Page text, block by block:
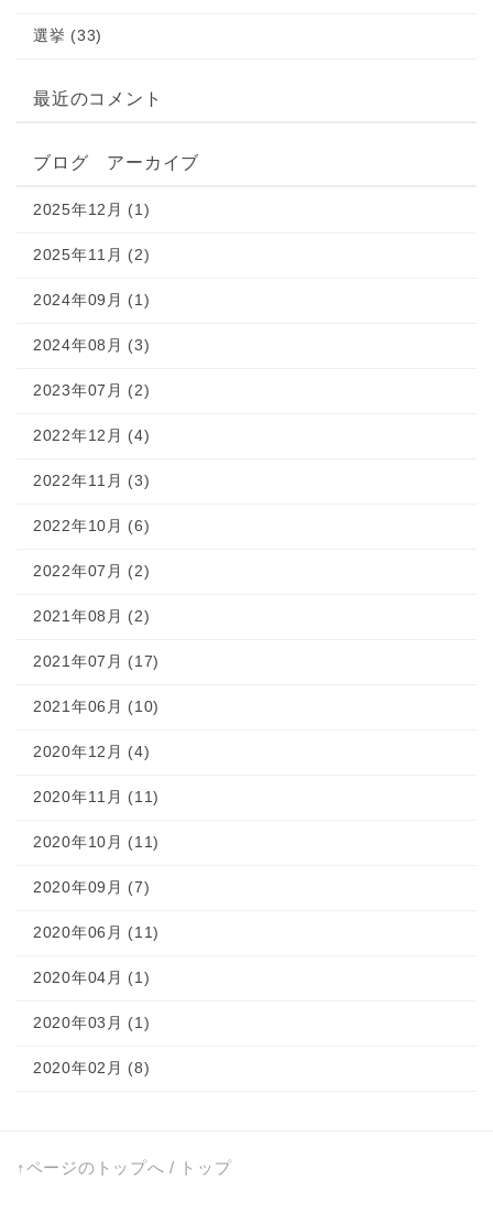
選挙 (33)
最近のコメント
ブログ アーカイブ
2025年12月 (1)
2025年11月 (2)
2024年09月 (1)
2024年08月 (3)
2023年07月 (2)
2022年12月 (4)
2022年11月 (3)
2022年10月 (6)
2022年07月 (2)
2021年08月 (2)
2021年07月 (17)
2021年06月 (10)
2020年12月 (4)
2020年11月 (11)
2020年10月 (11)
2020年09月 (7)
2020年06月 (11)
2020年04月 (1)
2020年03月 (1)
2020年02月 (8)
↑ページのトップへ / トップ